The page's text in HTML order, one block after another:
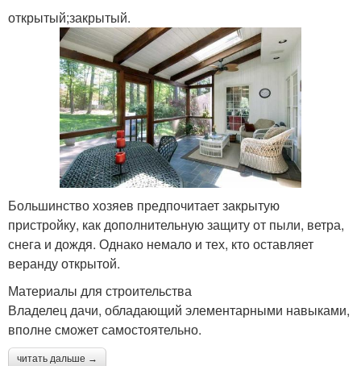
открытый;закрытый.
Большинство хозяев предпочитает закрытую
пристройку, как дополнительную защиту от пыли, ветра,
снега и дождя. Однако немало и тех, кто оставляет
веранду открытой.
Материалы для строительства
Владелец дачи, обладающий элементарными навыками,
вполне сможет самостоятельно.
читать дальше →